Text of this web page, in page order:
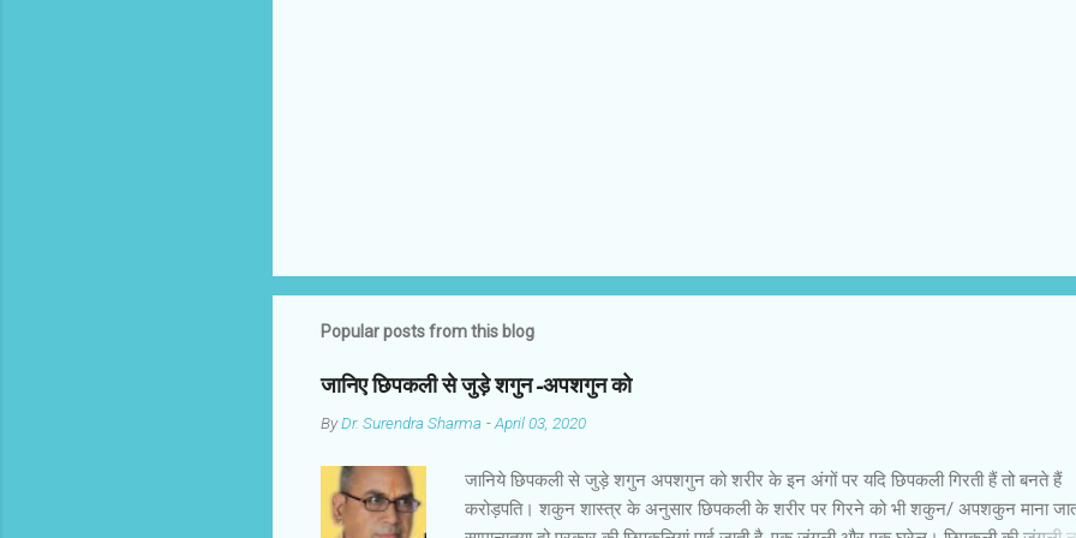
Popular posts from this blog
जानिए छिपकली से जुड़े शगुन-अपशगुन को
ByDr. Surendra Sharma -April 03, 2020
जानिये छिपकली से जुड़े शगुन अपशगुन को शरीर के इन अंगों पर यदि छिपकली गिरती हैं तो बनते हैं
करोड़पति। शकुन शास्त्र के अनुसार छिपकली के शरीर पर गिरने को भी शकुन/ अपशकुन माना